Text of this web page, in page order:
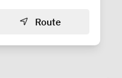
Route